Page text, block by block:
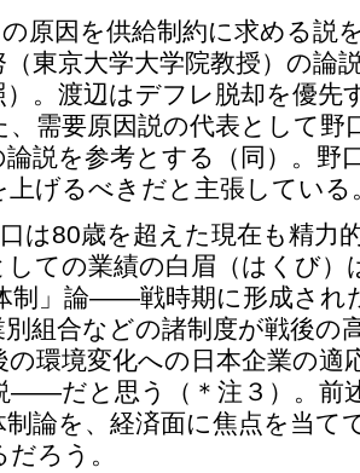
原因を供給制約に求める説
（東京大学大学院教授）の論
）。渡辺はデフレ脱却を優先
、需要原因説の代表として野
論説を参考とする（同）。野
上げるべきだと主張している
は80歳を超えた現在も精力
しての業績の白眉（はくび）
制」論――戦時期に形成され
別組合などの諸制度が戦後の
の環境変化への日本企業の適
――だと思う（＊注３）。前
制論を、経済面に焦点を当て
ろう。